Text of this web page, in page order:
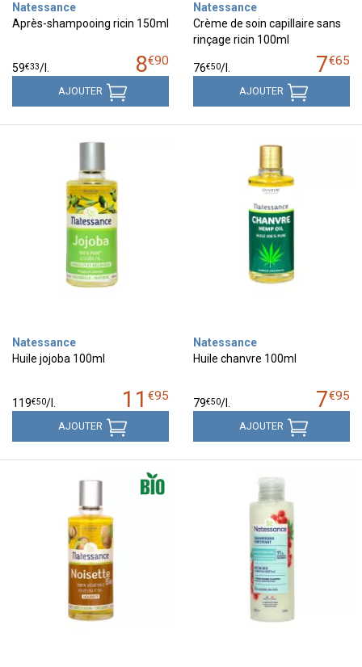
Natessance
Après-shampooing ricin 150ml
8€90
59€33/
AJOUTER
Natessance
Crème de soin capillaire sans
rinçage ricin 100ml
7€65
76€50/
AJOUTER
Natessance
Huile jojoba 100ml
11 €95
119€50/
AJOUTER
Natessance
Huile chanvre 100ml
7€95
79€50/
AJOUTER